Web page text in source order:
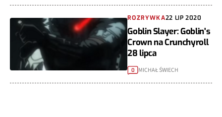
ROZRYWKA22 LIP 2020
Goblin Slayer: Goblin's
Crown na Crunchyroll
28 lipca
0 MICHAŁ ŚWIECH